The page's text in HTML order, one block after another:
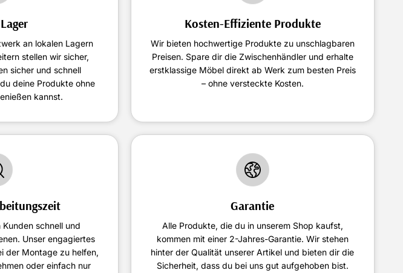
an lokalen Lagern
stellen wir sicher,
sicher und schnell
deine Produkte ohne
kannst.
Kosten-Effiziente Produkte
Wir bieten hochwertige Produkte zu unschlagbaren
Preisen. Spare dir die Zwischenhändler und erhalte
erstklassige Möbel direkt ab Werk zum besten Preis
– ohne versteckte Kosten.
schnell und
Unser engagiertes
der Montage zu helfen,
oder einfach nur
Garantie
Alle Produkte, die du in unserem Shop kaufst,
kommen mit einer 2-Jahres-Garantie. Wir stehen
hinter der Qualität unserer Artikel und bieten dir die
Sicherheit, dass du bei uns gut aufgehoben bist.